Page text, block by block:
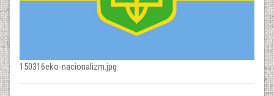
150316eko-nacionalizm.jpg